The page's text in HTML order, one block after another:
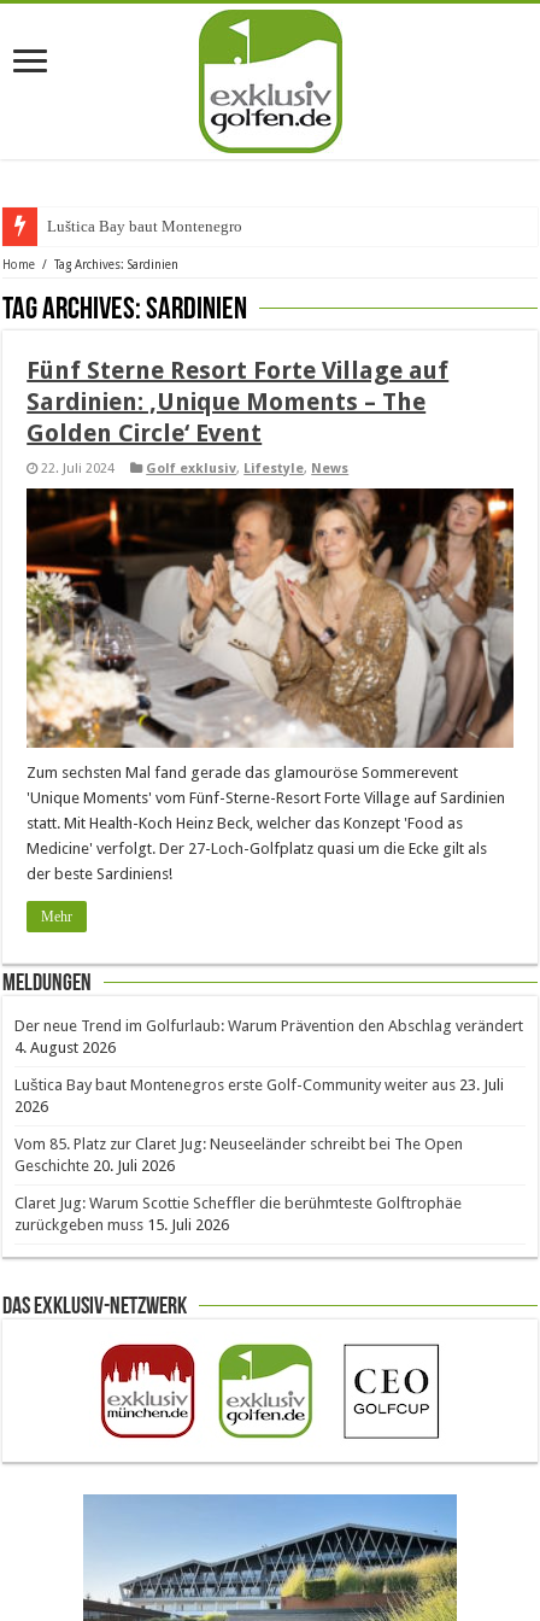
Luštica Bay baut Montenegros ers
Home / Tag Archives: Sardinien
Tag Archives:Sardinien
Fünf Sterne Resort Forte Village auf
Sardinien: ‚Unique Moments – The
Golden Circle‘ Event
22. Juli 2024 Golf exklusiv, Lifestyle, News
Zum sechsten Mal fand gerade das glamouröse Sommerevent
'Unique Moments' vom Fünf-Sterne-Resort Forte Village auf Sardinien
statt. Mit Health-Koch Heinz Beck, welcher das Konzept 'Food as
Medicine' verfolgt. Der 27-Loch-Golfplatz quasi um die Ecke gilt als
der beste Sardiniens!
Mehr
Meldungen
Der neue Trend im Golfurlaub: Warum Prävention den Abschlag verändert
4. August 2026
Luštica Bay baut Montenegros erste Golf-Community weiter aus 23. Juli
2026
Vom 85. Platz zur Claret Jug: Neuseeländer schreibt bei The Open
Geschichte 20. Juli 2026
Claret Jug: Warum Scottie Scheffler die berühmteste Golftrophäe
zurückgeben muss 15. Juli 2026
Das Exklusiv-Netzwerk